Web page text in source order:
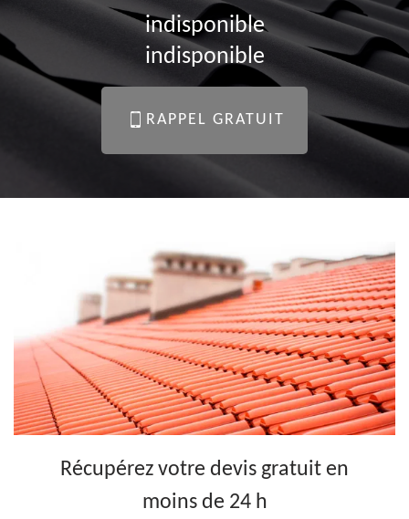
couvreur 94 à Saint-Mandé pour avoir le vôtre.
indisponible
indisponible
RAPPEL GRATUIT
Récupérez votre devis gratuit en
moins de 24 h